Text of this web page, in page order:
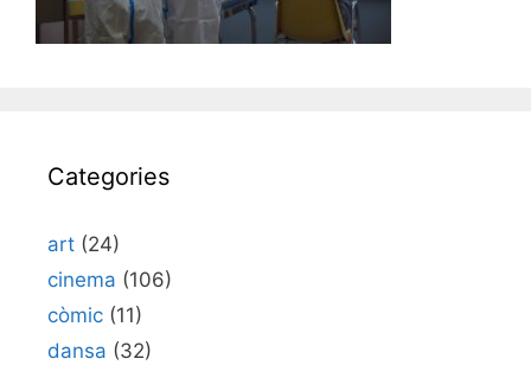
Categories
art (24)
cinema (106)
còmic (11)
dansa (32)